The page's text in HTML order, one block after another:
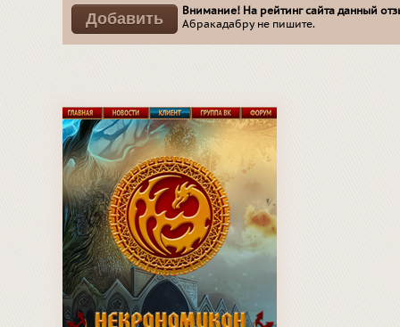
Внимание! На рейтинг сайта данный
Абракадабру не пишите.